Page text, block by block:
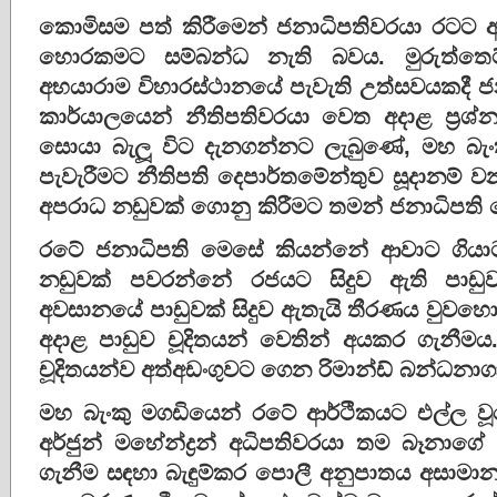
කොමිසම පත් කිරීමෙන් ජනාධිපතිවරයා රටට
හොරකමට සම්බන්ධ නැති බවය.
අභයාරාම විහාරස්ථානයේ පැවැති උත්සවයකදී
කාර්යාලයෙන් නීතිපතිවරයා වෙත අදාළ
සොයා බැලූ විට දැනගන්නට ලැබුණේ, මහ
පැවැරීමට නීතිපති දෙපාර්තමේන්තුව සූදානම්
අපරාධ නඩුවක් ගොනු කිරීමට තමන් ජනාධිපති
රටේ ජනාධිපති මෙසේ කියන්නේ ආවාට
නඩුවක් පවරන්නේ රජයට සිදුව ඇති
අවසානයේ පාඩුවක් සිදුව ඇතැයි තීරණය
අදාළ පාඩුව චූදිතයන් වෙතින් අයකර
චූදිතයන්ව අත්අඩංගුවට ගෙන රිමාන්ඩ්
මහ බැංකු මගඩියෙන් රටේ ආර්ථිකයට එල්ල
අර්ජුන් මහේන්ද්‍රන් අධිපතිවරයා තම
ගැනීම සඳහා බැඳුම්කර පොලී අනුපාතය